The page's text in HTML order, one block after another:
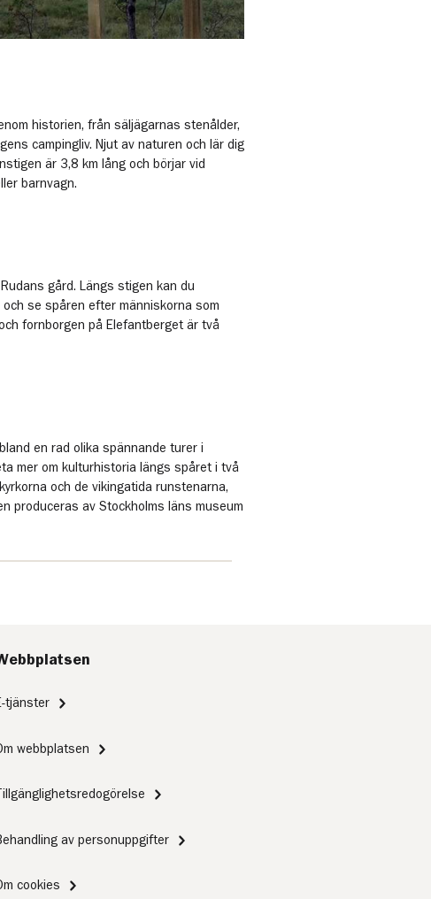
historien, från säljägarnas stenålder,
campingliv. Njut av naturen och lär dig
är 3,8 km lång och börjar vid
barnvagn.
gård. Längs stigen kan du
se spåren efter människorna som
fornborgen på Elefantberget är två
en rad olika spännande turer i
mer om kulturhistoria längs spåret i två
och de vikingatida runstenarna,
produceras av Stockholms läns museum
tjänster
webbplatsen
Tillgänglighetsredogörelse
av personuppgifter
cookies